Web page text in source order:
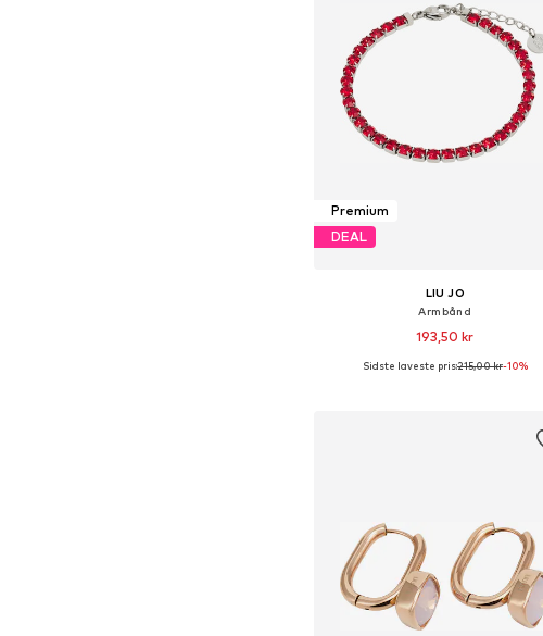
Premium
DEAL
LIU JO
Armbånd
193,50 kr
Tilgængelige størrelser: One Size
Sidste laveste pris:215,00 kr-10%